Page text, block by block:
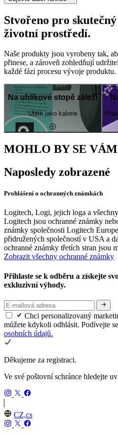
Stvořeno pro
životní prostředí.
Naše produkty jsou vyrobeny tak,
přinese, a zároveň zohledňují
každé fázi procesu vývoje produktu.
Na uhlíkové stopě záleží
Uhlík jako kalorie
MOHLO BY SE
Naposledy zobrazené
Prohlášení o ochranných známkách
Logitech, Logi, jejich loga a
Logitech jsou ochranné známky
známky společnosti Logitech
přidružených společností v USA a
ochranné známky třetích stran jsou
Zobrazit všechny ochranné známky
Přihlaste se k odběru a získejte
exkluzivní výhody.
Chci personalizovaný
můžete kdykoli odhlásit. Podívejte
osobních údajů.
Děkujeme za registraci.
Ve své poštovní schránce hledejte
CZ,cs